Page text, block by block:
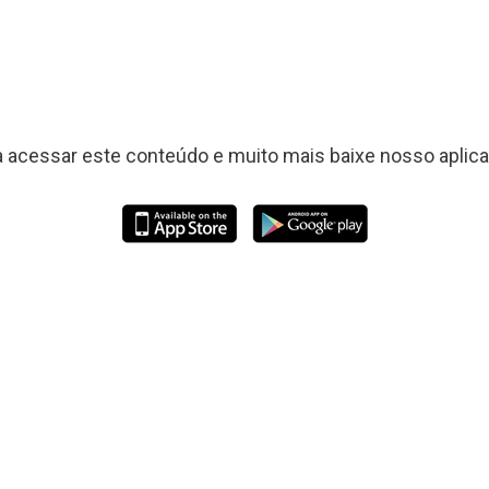
acessar este conteúdo e muito mais baixe nosso